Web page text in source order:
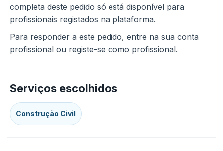
completa deste pedido só está disponível para
profissionais registados na plataforma.
Para responder a este pedido, entre na sua conta
profissional ou registe-se como profissional.
Serviços escolhidos
Construção Civil